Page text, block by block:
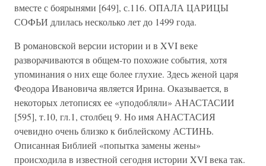
вместе с боярынями [649], с.116. ОПАЛА ЦАРИЦЫ
СОФЬИ длилась несколько лет до 1499 года.
В романовской версии истории и в XVI веке
разворачиваются в общем-то похожие события, хотя
упоминания о них еще более глухие. Здесь женой царя
Феодора Ивановича является Ирина. Оказывается, в
некоторых летописях ее «уподобляли» АНАСТАСИИ
[595], т.10, гл.1, столбец 9. Но имя АНАСТАСИЯ
очевидно очень близко к библейскому АСТИНЬ.
Описанная Библией «попытка замены жены»
происходила в известной сегодня истории XVI века так.